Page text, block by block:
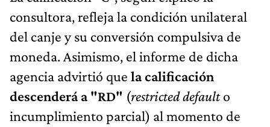
consultora, refleja la condición unilateral
del canje y su conversión compulsiva de
moneda. Asimismo, el informe de dicha
agencia advirtió que la calificación
descenderá a "RD" (restricted defaulto
incumplimiento parcial) al momento de